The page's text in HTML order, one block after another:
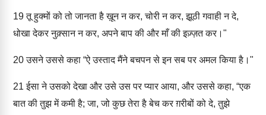
19तू हुक्मों को तो जानता है ख़ून न कर, चोरी न कर, झूठी गवाही न दे,
धोखा देकर नुक़्सान न कर, अपने बाप की और माँ की इज़्ज़त कर।"
20उसने उससे कहा “ऐ उस्ताद मैंने बचपन से इन सब पर अमल किया है।"
21 ईसा ने उसको देखा और उसे उस पर प्यार आया, और उससे कहा, “एक
बात की तुझ में कमी है; जा, जो कुछ तेरा है बेच कर ग़रीबों को दे, तुझे